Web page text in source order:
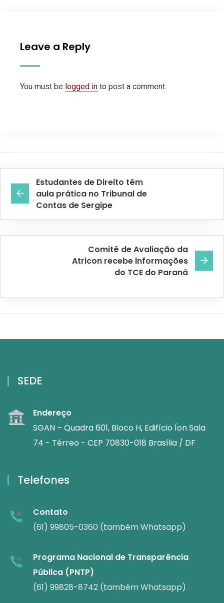
Leave a Reply
You must be logged in to post a comment.
Estudantes de Direito têm
aula prática no Tribunal de
Contas de Sergipe
Comitê de Avaliação da
Atricon recebe informações
do TCE do Paraná
SEDE
Endereço
SGAN – Quadra 601, Bloco H, Edifício Íon Sala
74 - Térreo - CEP 70830-018 Brasília / DF
Telefones
Contato
(61) 99805-0360 (também Whatsapp)
Programa Nacional de Transparência
Pública (PNTP)
(61) 99828-8742 (também Whatsapp)